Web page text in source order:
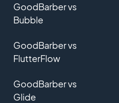
GoodBarber vs
Bubble
GoodBarber vs
FlutterFlow
GoodBarber vs
Glide